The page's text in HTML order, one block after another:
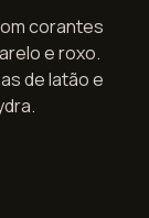
corantes
e roxo.
de latão e